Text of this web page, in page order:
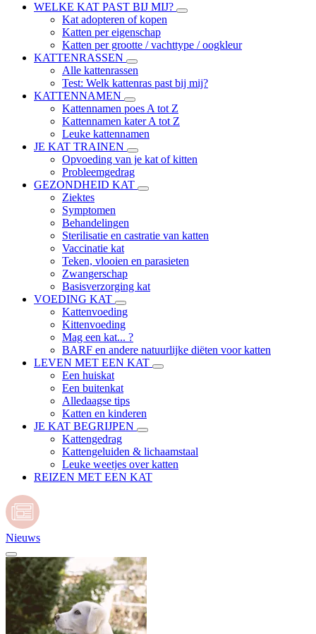
WELKE KAT PAST BIJ MIJ?
Kat adopteren of kopen
Katten per eigenschap
Katten per grootte / vachttype / oogkleur
KATTENRASSEN
Alle kattenrassen
Test: Welk kattenras past bij mij?
KATTENNAMEN
Kattennamen poes A tot Z
Kattennamen kater A tot Z
Leuke kattennamen
JE KAT TRAINEN
Opvoeding van je kat of kitten
Probleemgedrag
GEZONDHEID KAT
Ziektes
Symptomen
Behandelingen
Sterilisatie en castratie van katten
Vaccinatie kat
Teken, vlooien en parasieten
Zwangerschap
Basisverzorging kat
VOEDING KAT
Kattenvoeding
Kittenvoeding
Mag een kat... ?
BARF en andere natuurlijke diëten voor katten
LEVEN MET EEN KAT
Een huiskat
Een buitenkat
Alledaagse tips
Katten en kinderen
JE KAT BEGRIJPEN
Kattengedrag
Kattengeluiden & lichaamstaal
Leuke weetjes over katten
REIZEN MET EEN KAT
Nieuws